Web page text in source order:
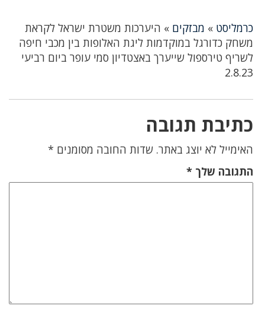
כרמליסט » מבזקים » היערכות משטרת ישראל לקראת
משחק כדורגל במוקדמות ליגת האלופות בין מכבי חיפה
לשריף טירספול שייערך באצטדיון סמי עופר ביום רביעי
2.8.23
כתיבת תגובה
האימייל לא יוצג באתר. שדות החובה מסומנים *
התגובה שלך *